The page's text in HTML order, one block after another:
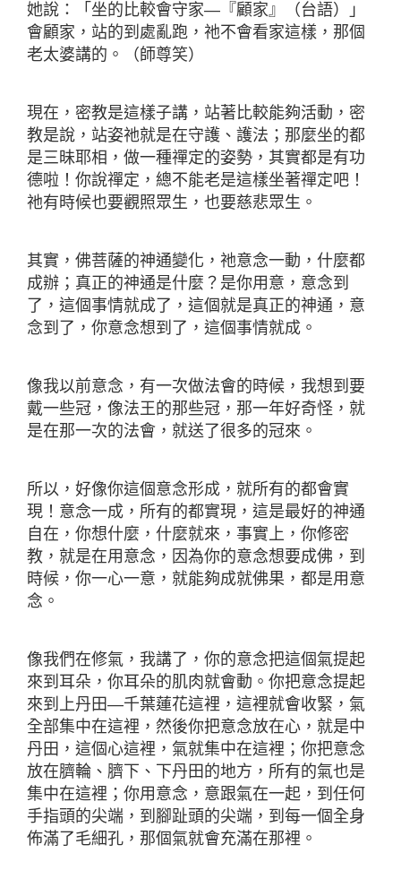
她說：「坐的比較會守家―『顧家』（台語）」
會顧家，站的到處亂跑，祂不會看家這樣，那個
老太婆講的。（師尊笑）
現在，密教是這樣子講，站著比較能夠活動，密
教是說，站姿祂就是在守護、護法；那麼坐的都
是三昧耶相，做一種禪定的姿勢，其實都是有功
德啦！你說禪定，總不能老是這樣坐著禪定吧！
祂有時候也要觀照眾生，也要慈悲眾生。
其實，佛菩薩的神通變化，祂意念一動，什麼都
成辦；真正的神通是什麼？是你用意，意念到
了，這個事情就成了，這個就是真正的神通，意
念到了，你意念想到了，這個事情就成。
像我以前意念，有一次做法會的時候，我想到要
戴一些冠，像法王的那些冠，那一年好奇怪，就
是在那一次的法會，就送了很多的冠來。
所以，好像你這個意念形成，就所有的都會實
現！意念一成，所有的都實現，這是最好的神通
自在，你想什麼，什麼就來，事實上，你修密
教，就是在用意念，因為你的意念想要成佛，到
時候，你一心一意，就能夠成就佛果，都是用意
念。
像我們在修氣，我講了，你的意念把這個氣提起
來到耳朵，你耳朵的肌肉就會動。你把意念提起
來到上丹田―千葉蓮花這裡，這裡就會收緊，氣
全部集中在這裡，然後你把意念放在心，就是中
丹田，這個心這裡，氣就集中在這裡；你把意念
放在臍輪、臍下、下丹田的地方，所有的氣也是
集中在這裡；你用意念，意跟氣在一起，到任何
手指頭的尖端，到腳趾頭的尖端，到每一個全身
佈滿了毛細孔，那個氣就會充滿在那裡。